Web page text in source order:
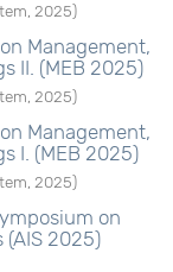
2025)
Management,
II. (MEB 2025)
2025)
Management,
I. (MEB 2025)
2025)
on
2025)